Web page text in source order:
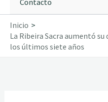
Contacto
Inicio
La Ribeira Sacra aumentó
los últimos siete años